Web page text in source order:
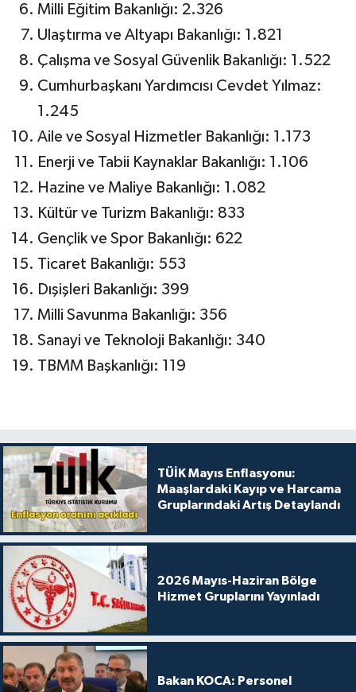
Milli Eğitim Bakanlığı: 2.326
Ulaştırma ve Altyapı Bakanlığı: 1.821
Çalışma ve Sosyal Güvenlik Bakanlığı: 1.522
Cumhurbaşkanı Yardımcısı Cevdet Yılmaz:
1.245
Aile ve Sosyal Hizmetler Bakanlığı: 1.173
Enerji ve Tabii Kaynaklar Bakanlığı: 1.106
Hazine ve Maliye Bakanlığı: 1.082
Kültür ve Turizm Bakanlığı: 833
Gençlik ve Spor Bakanlığı: 622
Ticaret Bakanlığı: 553
Dışişleri Bakanlığı: 399
Milli Savunma Bakanlığı: 356
Sanayi ve Teknoloji Bakanlığı: 340
TBMM Başkanlığı: 119
TÜİK Mayıs Enflasyonu:
Maaşlardaki Kayıp ve Harcama
Gruplarındaki Artış Detaylandı
2026 Mayıs-Haziran Bölge
Hizmet Gruplarını Yayınladı
Bakan KOCA: Personel